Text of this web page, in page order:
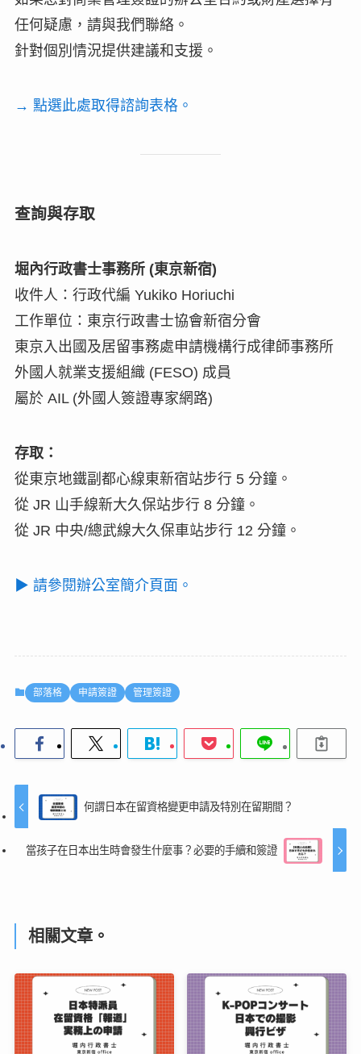
任何疑慮，請與我們聯絡。
針對個別情況提供建議和支援。
→ 點選此處取得諮詢表格。
查詢與存取
堀內行政書士事務所 (東京新宿)
收件人：行政代編 Yukiko Horiuchi
工作單位：東京行政書士協會新宿分會
東京入出國及居留事務處申請機構行成律師事務所
外國人就業支援組織 (FESO) 成員
屬於 AIL (外國人簽證專家網路)
存取：
從東京地鐵副都心線東新宿站步行 5 分鐘。
從 JR 山手線新大久保站步行 8 分鐘。
從 JR 中央/總武線大久保車站步行 12 分鐘。
▶ 請參閱辦公室簡介頁面。
部落格 申請簽證 管理簽證
何謂日本在留資格變更申請及特別在留期間？
當孩子在日本出生時會發生什麼事？必要的手續和簽證
相關文章。